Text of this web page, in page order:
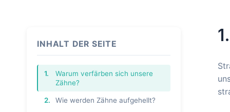
INHALT DER SEITE
1.
Warum verfärben sich unsere
Zähne?
2. Wie werden Zähne aufgehellt?